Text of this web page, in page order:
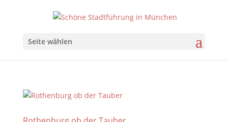
Seite wählen